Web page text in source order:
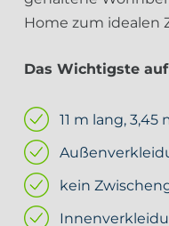
Home zum idealen
Das Wichtigste
11 m lang, 3,45
kein